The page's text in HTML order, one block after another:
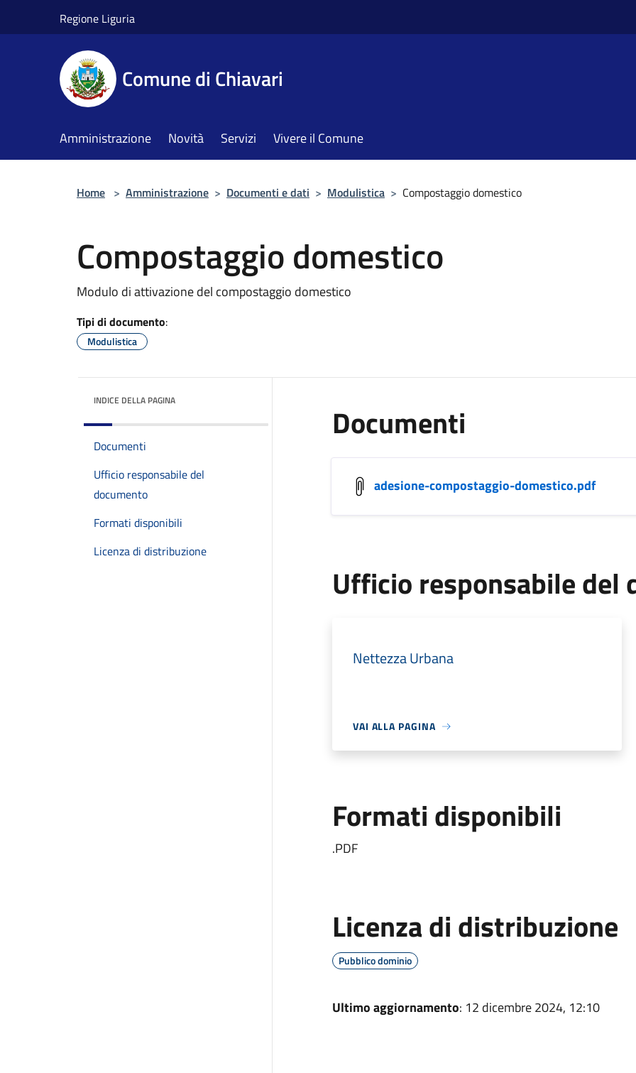
Regione Liguria
Comune di Chiavari
Amministrazione Novità Servizi Vivere il Comune
Home > Amministrazione > Documenti e dati > Modulistica > Compostaggio domestico
Compostaggio domestico
Modulo di attivazione del compostaggio domestico
Tipi di documento:
Modulistica
INDICE DELLA PAGINA
Documenti
Ufficio responsabile del
documento
Formati disponibili
Licenza di distribuzione
Documenti
adesione-compostaggio-domestico.pdf
Ufficio responsabile del
Nettezza Urbana
VAI ALLA PAGINA
Formati disponibili
.PDF
Licenza di distribuzione
Pubblico dominio
Ultimo aggiornamento: 12 dicembre 2024, 12:10